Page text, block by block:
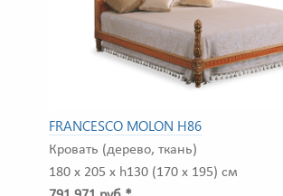
FRANCESCO MOLON H86
Кровать (дерево, ткань)
180 x 205 x h130 (170 x 195) см